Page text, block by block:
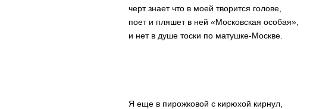
черт знает что в моей творится голове,
поет и пляшет в ней «Московская особая»,
и нет в душе тоски по матушке-Москве.
Я еще в пирожковой с кирюхой кирнул,